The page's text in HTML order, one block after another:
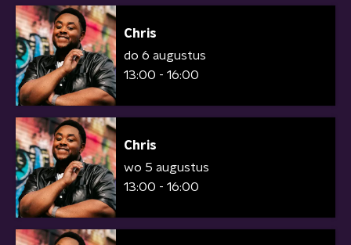
Chris
do 6 augustus
13:00 - 16:00
Chris
wo 5 augustus
13:00 - 16:00